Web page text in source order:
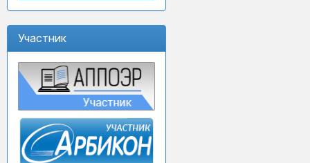
Участник